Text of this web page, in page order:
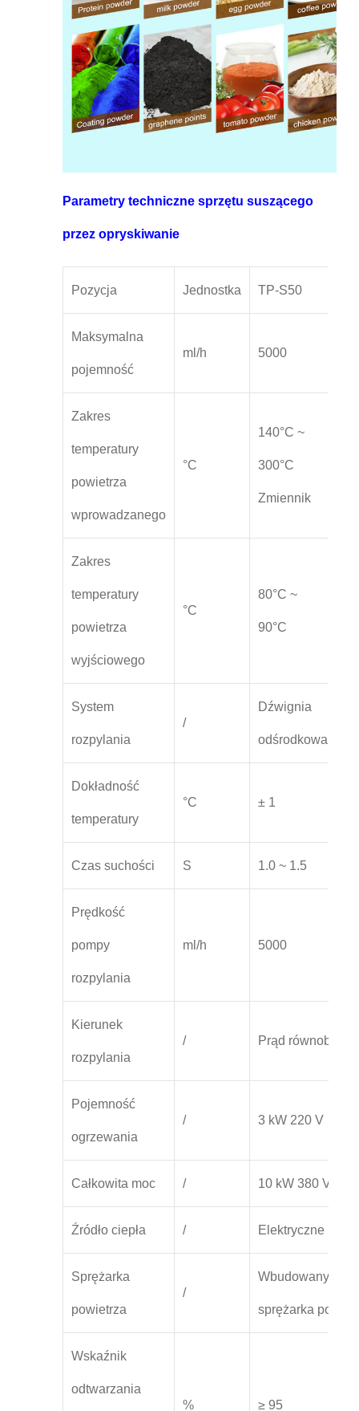
Parametry techniczne sprzętu suszącego
przez opryskiwanie
Pozycja Jednostka TP-S50
Maksymalna
pojemność
ml/h 5000
Zakres
temperatury
powietrza
wprowadzanego
°C
140°C ~
300°C
Zmiennik
Zakres
temperatury
powietrza
wyjściowego
°C
80°C ~
90°C
System
rozpylania
/
Dźwignia
odśrodkowa
Dokładność
temperatury
°C ± 1
Czas suchości S 1.0 ~ 1.5
Prędkość
pompy
rozpylania
ml/h 5000
Kierunek
rozpylania
/ Prąd
Pojemność
ogrzewania
/ 3 kW 220 V
Całkowita moc / 10 kW 380 V
Źródło ciepła / Elektryczne
Sprężarka
powietrza
/
Wbudowany
sprężarka
Wskaźnik
odtwarzania
%
≥ 95